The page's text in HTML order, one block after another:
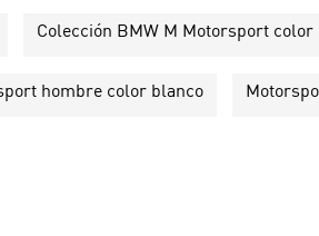
Colección BMW M Motorsport color
hombre color blanco